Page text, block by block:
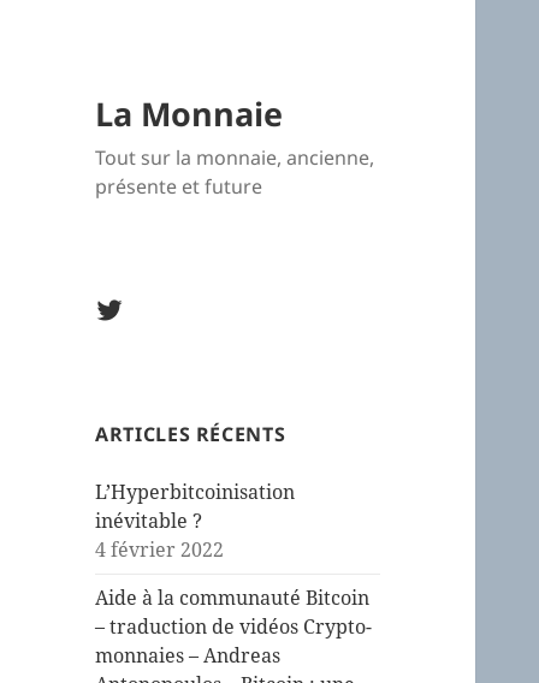
La Monnaie
Tout sur la monnaie, ancienne,
présente et future
Twitter
ARTICLES RÉCENTS
L’Hyperbitcoinisation
inévitable ?
4 février 2022
Aide à la communauté Bitcoin
– traduction de vidéos Crypto-
monnaies – Andreas